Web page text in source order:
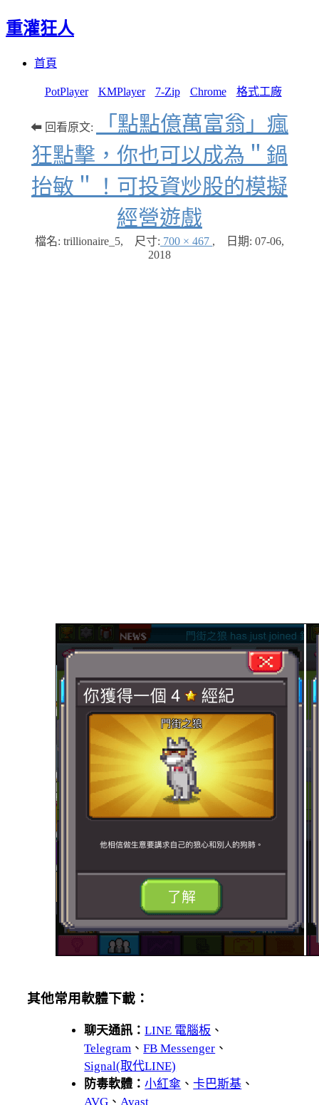
重灌狂人
首頁
PotPlayer KMPlayer 7-Zip Chrome 格式工廠
⬅ 回看原文:
「點點億萬富翁」瘋
狂點擊，你也可以成為＂鍋
抬敏＂！可投資炒股的模擬
經營遊戲
檔名: trillionaire_5, 尺寸: 700 × 467 , 日期: 07-06,
2018
其他常用軟體下載：
聊天通訊：LINE 電腦板 、
Telegram 、FB Messenger 、
Signal(取代LINE)
防毒軟體：小紅傘 、卡巴斯基 、
AVG 、 Avast